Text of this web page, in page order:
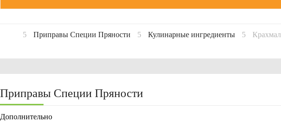
Приправы Специи Пряности Кулинарные ингредиенты
Приправы Специи Пряности
Дополнительно